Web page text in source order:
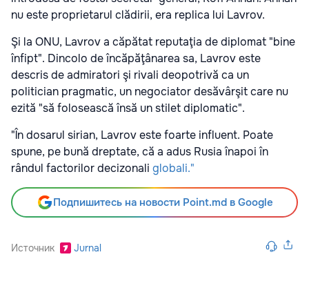
nu este proprietarul clădirii, era replica lui Lavrov.
Şi la ONU, Lavrov a căpătat reputaţia de diplomat "bine
înfipt". Dincolo de încăpăţânarea sa, Lavrov este
descris de admiratori şi rivali deopotrivă ca un
politician pragmatic, un negociator desăvârşit care nu
ezită "să folosească însă un stilet diplomatic".
"În dosarul sirian, Lavrov este foarte influent. Poate
spune, pe bună dreptate, că a adus Rusia înapoi în
rândul factorilor decizonali globali."
Подпишитесь на новости Point.md в Google
Источник Jurnal